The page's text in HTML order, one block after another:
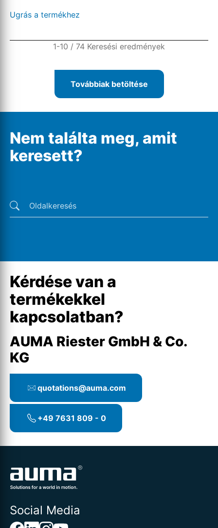
Ugrás a termékhez
1-10 / 74 Keresési eredmények
Továbbiak betöltése
Nem találta meg, amit
keresett?
Kérdése van a
termékekkel
kapcsolatban?
AUMA Riester GmbH & Co.
KG
quotations@auma.com
+49 7631 809 - 0
Social Media